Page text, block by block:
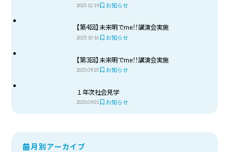
2025.12.19 お知らせ
【第4回】未来明でme!!講演会実施
2025.10.16 お知らせ
【第3回】未来明でme!!講演会実施
2025.09.25 お知らせ
１年次社会見学
2025.09.01 お知らせ
月別アーカイブ